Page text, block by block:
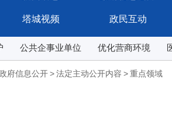
塔城视频 政民互动
公共企事业单位 优化营商环境
府信息公开>法定主动公开内容 >重点领域